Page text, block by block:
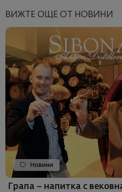
ВИЖТЕ ОЩЕ ОТ НОВИНИ
Новини
Грапа – напитка с